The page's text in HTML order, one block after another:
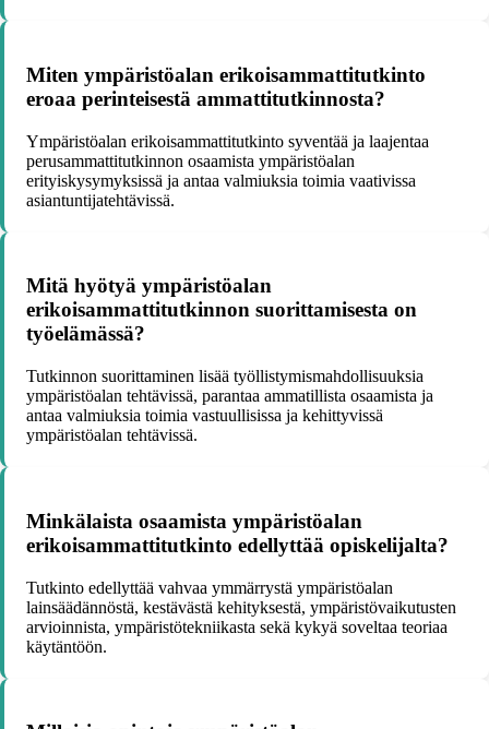
Miten ympäristöalan erikoisammattitutkinto
eroaa perinteisestä ammattitutkinnosta?
Ympäristöalan erikoisammattitutkinto syventää ja laajentaa
perusammattitutkinnon osaamista ympäristöalan
erityiskysymyksissä ja antaa valmiuksia toimia vaativissa
asiantuntijatehtävissä.
Mitä hyötyä ympäristöalan
erikoisammattitutkinnon suorittamisesta on
työelämässä?
Tutkinnon suorittaminen lisää työllistymismahdollisuuksia
ympäristöalan tehtävissä, parantaa ammatillista osaamista ja
antaa valmiuksia toimia vastuullisissa ja kehittyvissä
ympäristöalan tehtävissä.
Minkälaista osaamista ympäristöalan
erikoisammattitutkinto edellyttää opiskelijalta?
Tutkinto edellyttää vahvaa ymmärrystä ympäristöalan
lainsäädännöstä, kestävästä kehityksestä, ympäristövaikutusten
arvioinnista, ympäristötekniikasta sekä kykyä soveltaa teoriaa
käytäntöön.